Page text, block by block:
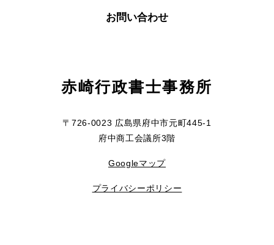
お問い合わせ
赤崎行政書士事務所
〒726-0023 広島県府中市元町445-1
府中商工会議所3階
Googleマップ
プライバシーポリシー